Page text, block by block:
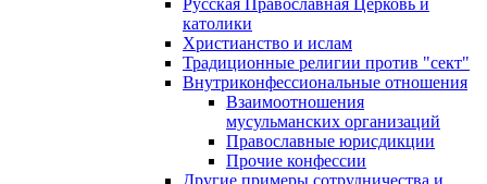
Русская Православная Церковь и
католики
Христианство и ислам
Традиционные религии против "сект"
Внутриконфессиональные отношения
Взаимоотношения
мусульманских организаций
Православные юрисдикции
Прочие конфессии
Другие примеры сотрудничества и